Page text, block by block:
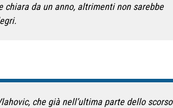
da un anno, altrimenti non sarebbe
che già nell’ultima parte dello scorso